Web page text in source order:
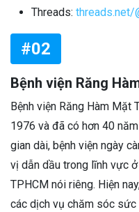
Threads: threads.net/
#02
Bệnh viện Răng
Bệnh viện Răng Hàm
1976 và đã có hơn 40
gian dài, bệnh viện ngày
vị dẫn dầu trong lĩnh vực
TPHCM nói riêng. Hiện
các dịch vụ chăm sóc